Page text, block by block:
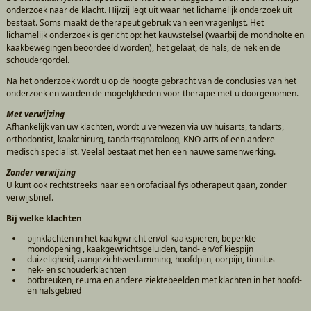
onderzoek naar de klacht. Hij/zij legt uit waar het lichamelijk onderzoek uit
bestaat. Soms maakt de therapeut gebruik van een vragenlijst. Het
lichamelijk onderzoek is gericht op: het kauwstelsel (waarbij de mondholte en
kaakbewegingen beoordeeld worden), het gelaat, de hals, de nek en de
schoudergordel.
Na het onderzoek wordt u op de hoogte gebracht van de conclusies van het
onderzoek en worden de mogelijkheden voor therapie met u doorgenomen.
Met verwijzing
Afhankelijk van uw klachten, wordt u verwezen via uw huisarts, tandarts,
orthodontist, kaakchirurg, tandartsgnatoloog, KNO-arts of een andere
medisch specialist. Veelal bestaat met hen een nauwe samenwerking.
Zonder verwijzing
U kunt ook rechtstreeks naar een orofaciaal fysiotherapeut gaan, zonder
verwijsbrief.
Bij welke klachten
pijnklachten in het kaakgwricht en/of kaakspieren, beperkte
mondopening , kaakgewrichtsgeluiden, tand- en/of kiespijn
duizeligheid, aangezichtsverlamming, hoofdpijn, oorpijn, tinnitus
nek- en schouderklachten
botbreuken, reuma en andere ziektebeelden met klachten in het hoofd-
en halsgebied